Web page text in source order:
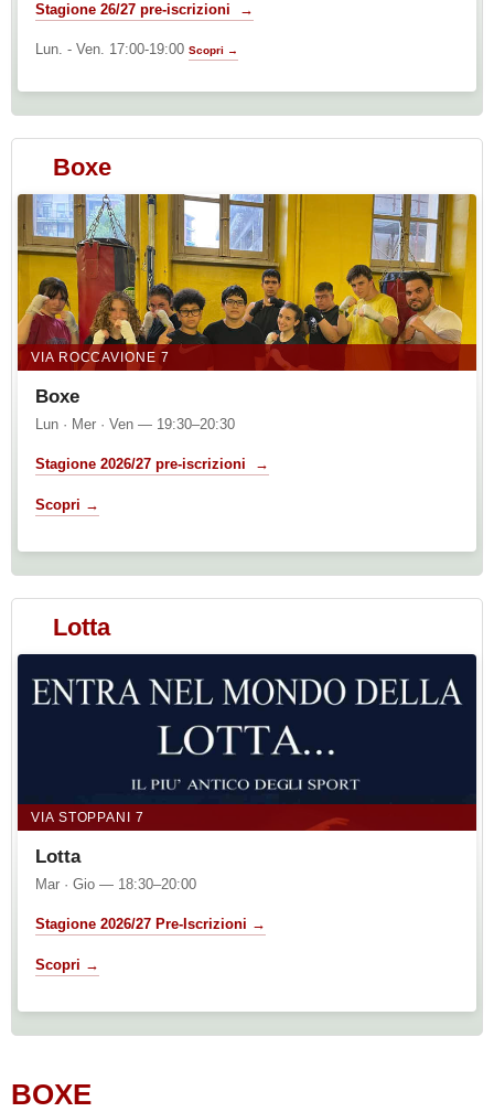
Stagione 26/27 pre-iscrizioni →
Lun. - Ven. 17:00-19:00 Scopri →
Boxe
VIA ROCCAVIONE 7
Boxe
Lun · Mer · Ven — 19:30–20:30
Stagione 2026/27 pre-iscrizioni →
Scopri →
Lotta
VIA STOPPANI 7
Lotta
Mar · Gio — 18:30–20:00
Stagione 2026/27 Pre-Iscrizioni →
Scopri →
BOXE